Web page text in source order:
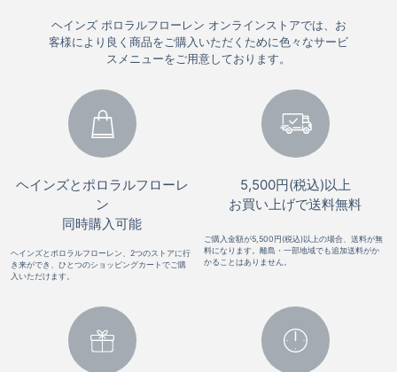
ヘインズ ポロラルフローレン オンラインストアでは、お
客様により良く商品をご購入いただくために色々なサービ
スメニューをご用意しております。
ヘインズとポロラルフローレ
ン
同時購入可能
ヘインズとポロラルフローレン、2つのストアに行
き来ができ、ひとつのショッピングカートでご購
入いただけます。
5,500円(税込)以上
お買い上げで送料無料
ご購入金額が5,500円(税込)以上の場合、送料が無
料になります。離島・一部地域でも追加送料がか
かることはありません。